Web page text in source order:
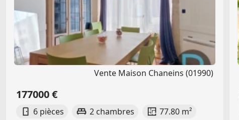
Vente Maison Chaneins (01990)
177000 €
6 pièces 2 chambres
77.80 m²